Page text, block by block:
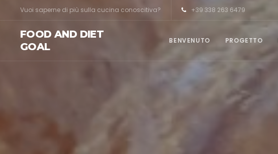
Vuoi saperne di più sulla cucina conoscitiva? +39 338 263 6479
FOOD AND DIET
GOAL
BENVENUTO PROGETTO